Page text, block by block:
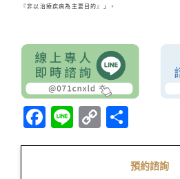
『非以治療疾病為主要目的』」。
Facebook
LineCopy
Link
享
預約諮詢